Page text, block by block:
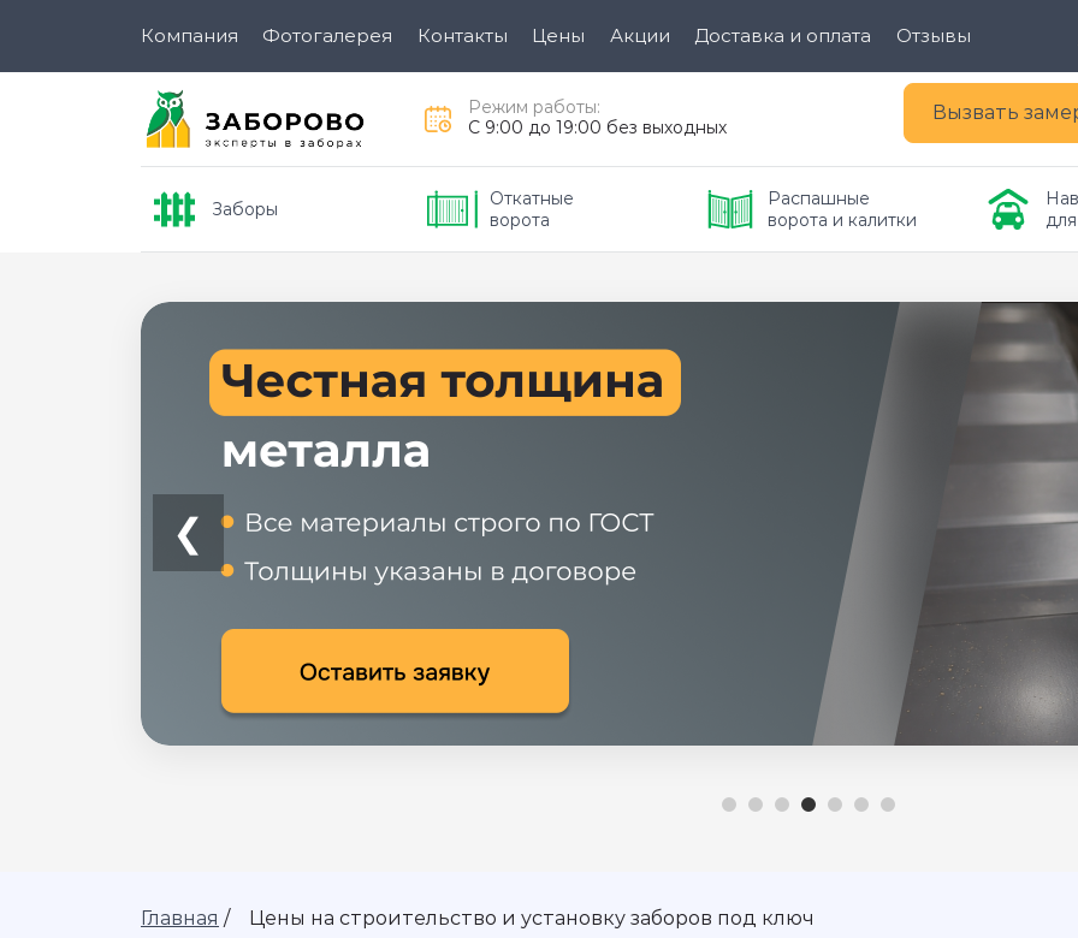
Компания Фотогалерея Контакты Цены Акции Доставка и оплата Отзывы
Режим работы:
C 9:00 до 19:00 без выходных
Вызвать
Заборы
Откатные
ворота
Распашные
ворота и калитки
❮
Главная / Цены на строительство и установку заборов под ключ